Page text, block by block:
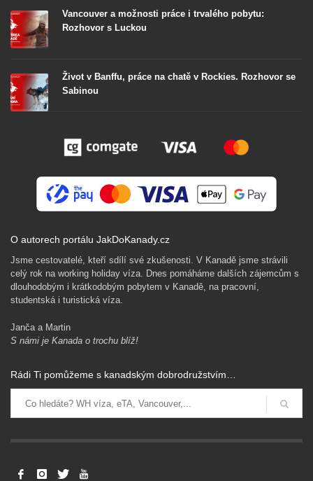
Vancouver a možnosti práce i trvalého pobytu:
Rozhovor s Luckou
Život v Banffu, práce na chatě v Rockies. Rozhovor se
Sabinou
O autorech portálu JakDoKanady.cz
Jsme cestovatelé, kteří sdílí své zkušenosti. V Kanadě jsme strávili
celý rok na working holiday víza. Dnes pomáháme dalších zájemcům s
dlouhodobým i krátkodobým pobytem v Kanadě, na pracovní,
studentská i turistická víza.
Janča a Martin
S námi je Kanada o trochu blíž!
Rádi Ti pomůžeme s kanadským dobrodružstvím…
Levné letenky, vízový proces a imigrační v Kanadě. Pojištění a
další dokumenty pro hladký přílet.